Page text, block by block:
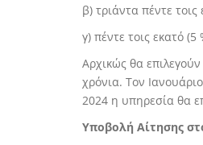
β) τριάντα πέντε
γ) πέντε τοις εκατό
Αρχικώς θα
χρόνια. Τον
2024 η υπηρεσία θα
Υποβολή Αίτησης